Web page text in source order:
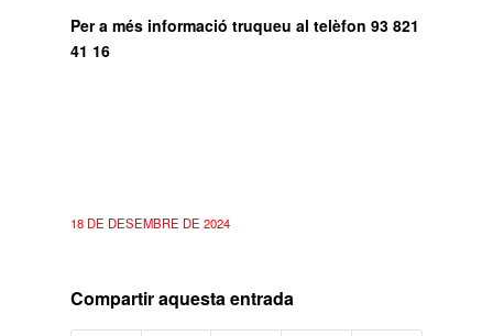
Per a més informació truqueu al telèfon 93 821
41 16
18 DE DESEMBRE DE 2024
Compartir aquesta entrada